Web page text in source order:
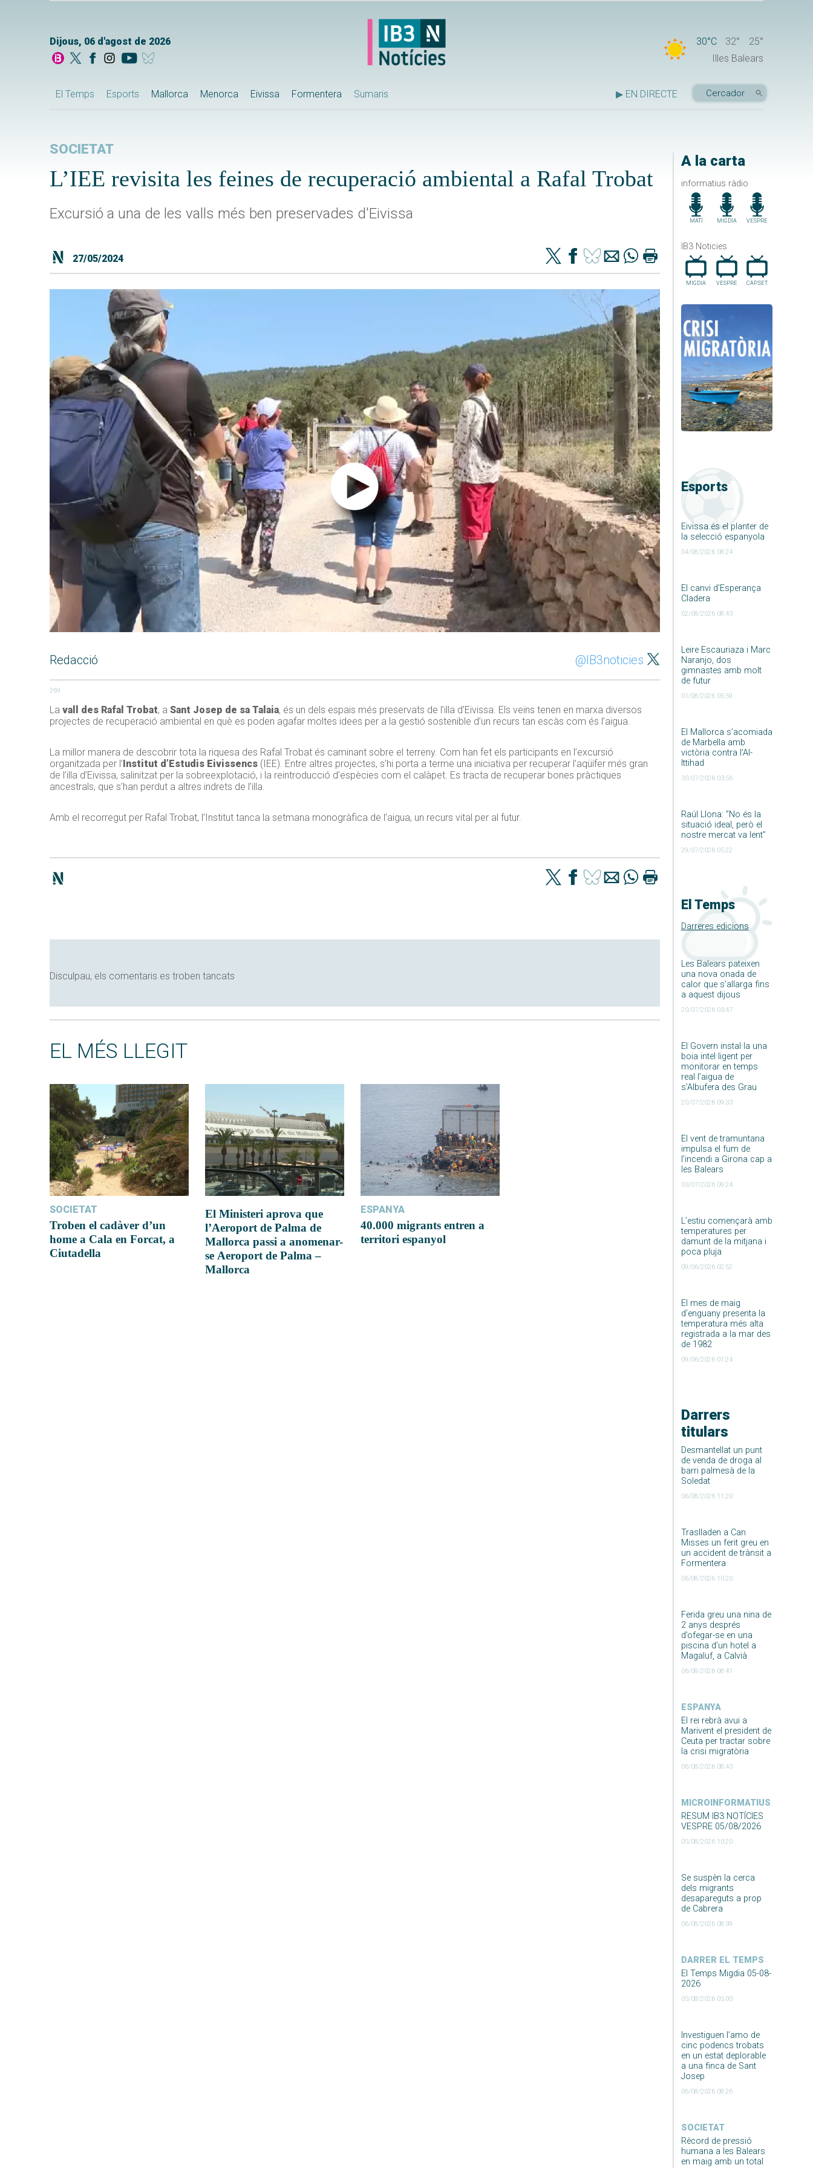
Dijous, 06 d'agost de 2026 30°C 32°
25°
Illes Balears
El Temps Esports Mallorca Menorca Eivissa Formentera Sumaris ▶ EN DIRECTE
A la carta
informatius ràdio
MATÍ MIGDIA VESPRE
IB3 Noticies
MIGDIA VESPRE CAP.SET
Esports
Eivissa és el planter de
la selecció espanyola
04/08/2026 08:24
El canvi d’Esperança
Cladera
02/08/2026 08:43
Leire Escauriaza i Marc
Naranjo, dos
gimnastes amb molt
de futur
01/08/2026 05:59
El Mallorca s’acomiada
de Marbella amb
victòria contra l’Al-
Ittihad
30/07/2026 03:56
Raúl Llona: ”No és la
situació ideal, però el
nostre mercat va lent”
29/07/2026 05:22
El Temps
Darreres edicions
Les Balears pateixen
una nova onada de
calor que s’allarga fins
a aquest dijous
20/07/2026 03:47
El Govern instal·la una
boia intel·ligent per
monitorar en temps
real l’aigua de
s’Albufera des Grau
20/07/2026 09:33
El vent de tramuntana
impulsa el fum de
l’incendi a Girona cap a
les Balears
03/07/2026 09:24
L’estiu començarà amb
temperatures per
damunt de la mitjana i
poca pluja
09/06/2026 02:52
El mes de maig
d’enguany presenta la
temperatura més alta
registrada a la mar des
de 1982
09/06/2026 01:24
Darrers
titulars
Desmantellat un punt
de venda de droga al
barri palmesà de la
Soledat
06/08/2026 11:20
Traslladen a Can
Misses un ferit greu en
un accident de trànsit a
Formentera
06/08/2026 10:20
Ferida greu una nina de
2 anys després
d’ofegar-se en una
piscina d’un hotel a
Magaluf, a Calvià
06/08/2026 08:41
ESPANYA
El rei rebrà avui a
Marivent el president de
Ceuta per tractar sobre
la crisi migratòria
06/08/2026 08:43
MICROINFORMATIUS
RESUM IB3 NOTÍCIES
VESPRE 05/08/2026
05/08/2026 10:20
Se suspèn la cerca
dels migrants
desapareguts a prop
de Cabrera
06/08/2026 08:39
DARRER EL TEMPS
El Temps Migdia 05-08-
2026
05/08/2026 05:00
Investiguen l’amo de
cinc podencs trobats
en un estat deplorable
a una finca de Sant
Josep
06/08/2026 08:26
SOCIETAT
Rècord de pressió
humana a les Balears
en maig amb un total
SOCIETAT
L’IEE revisita les feines de recuperació ambiental a Rafal Trobat
Excursió a una de les valls més ben preservades d'Eivissa
27/05/2024
Redacció @IB3noticies
269
La vall des Rafal Trobat, a Sant Josep de sa Talaia, és un dels espais més preservats de l’illa d’Eivissa. Els veïns tenen en marxa diversos
projectes de recuperació ambiental en què es poden agafar moltes idees per a la gestió sostenible d’un recurs tan escàs com és l’aigua.
La millor manera de descobrir tota la riquesa des Rafal Trobat és caminant sobre el terreny. Com han fet els participants en l’excursió
organitzada per l’ Institut d’Estudis Eivissencs (IEE). Entre altres projectes, s’hi porta a terme una iniciativa per recuperar l’aqüífer més gran
de l’illa d’Eivissa, salinitzat per la sobreexplotació, i la reintroducció d’espècies com el calàpet. Es tracta de recuperar bones pràctiques
ancestrals, que s’han perdut a altres indrets de l’illa.
Amb el recorregut per Rafal Trobat, l’Institut tanca la setmana monogràfica de l’aigua, un recurs vital per al futur.
Disculpau, els comentaris es troben tancats
EL MÉS LLEGIT
SOCIETAT
Troben el cadàver d’un
home a Cala en Forcat, a
Ciutadella
El Ministeri aprova que
l’Aeroport de Palma de
Mallorca passi a anomenar-
se Aeroport de Palma –
Mallorca
ESPANYA
40.000 migrants entren a
territori espanyol